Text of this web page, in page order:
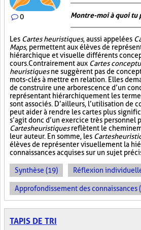
0 Montre-moi à quoi tu
Les Cartes heuristiques, aussi appelées
Maps, permettent aux élèves de
hiérarchique et visuelle différents
cours. Contrairement aux Cartes
heuristiquesne suggèrent pas de
mots-clés à mettre en relation. Elles
de construire une arborescence d’un
représentant hiérarchiquement les
sont associés. D’ailleurs, l’utilisation de
peut aider à rendre les cartes plus
s’agit donc d’un exercice très personnel
Cartes heuristiquesreflètent le
leur auteur. En somme, les Cartes
élèves de représenter visuellement la
connaissances acquises sur un sujet
Synthèse (19) Réflexion
Approfondissement des connaissances
TAPIS DE TRI